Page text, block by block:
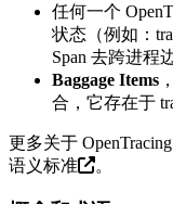
任何一个
状态（例如：
Span 去跨进程
Baggage Items
合，它存在于
更多关于
语义标准
。